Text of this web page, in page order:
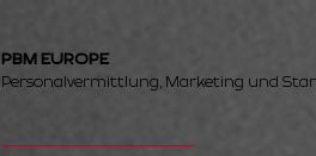
PBM EUROPE
Personalvermittlung, Marketing und